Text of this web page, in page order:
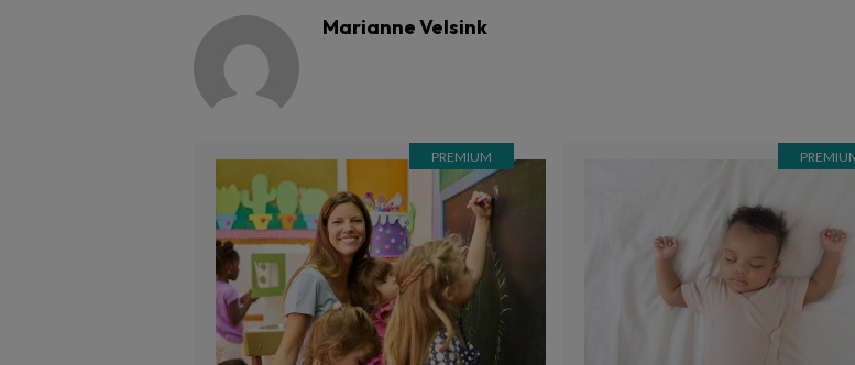
Marianne Velsink